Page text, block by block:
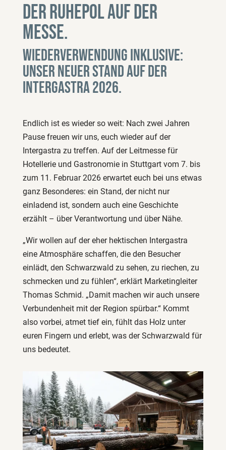
Der Ruhepol auf der
Messe.
Wiederverwendung inklusive:
unser neuer Stand auf der
Intergastra 2026.
Endlich ist es wieder so weit: Nach zwei Jahren
Pause freuen wir uns, euch wieder auf der
Intergastra zu treffen. Auf der Leitmesse für
Hotellerie und Gastronomie in Stuttgart vom 7. bis
zum 11. Februar 2026 erwartet euch bei uns etwas
ganz Besonderes: ein Stand, der nicht nur
einladend ist, sondern auch eine Geschichte
erzählt – über Verantwortung und über Nähe.
„Wir wollen auf der eher hektischen Intergastra
eine Atmosphäre schaffen, die den Besucher
einlädt, den Schwarzwald zu sehen, zu riechen, zu
schmecken und zu fühlen“, erklärt Marketingleiter
Thomas Schmid. „Damit machen wir auch unsere
Verbundenheit mit der Region spürbar.“ Kommt
also vorbei, atmet tief ein, fühlt das Holz unter
euren Fingern und erlebt, was der Schwarzwald für
uns bedeutet.